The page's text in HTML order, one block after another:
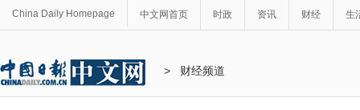
China Daily Homepage 中文网首页 时政 资讯 财经 生
> 财经频道